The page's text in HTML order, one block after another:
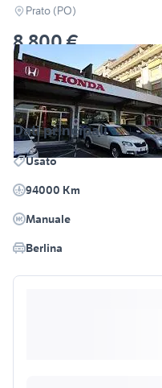
Prato (PO)
8.800 €
Dati principali
Usato
94000 Km
Manuale
Berlina